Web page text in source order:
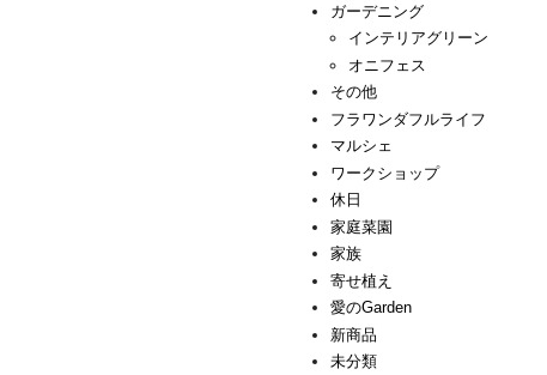
ガーデニング
インテリアグリーン
オニフェス
その他
フラワンダフルライフ
マルシェ
ワークショップ
休日
家庭菜園
家族
寄せ植え
愛のGarden
新商品
未分類